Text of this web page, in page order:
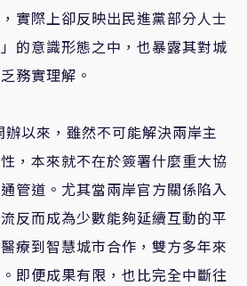
實際上卻反映出民進黨部分人士
的意識形態之中，也暴露其對城
務實理解。
以來，雖然不可能解決兩岸主
，本來就不在於簽署什麼重大協
管道。尤其當兩岸官方關係陷入
反而成為少數能夠延續互動的平
療到智慧城市合作，雙方多年來
即便成果有限，也比完全中斷往